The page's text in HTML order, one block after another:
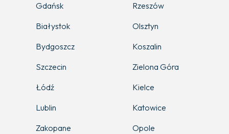
Gdańsk
Rzeszów
Białystok
Olsztyn
Bydgoszcz
Koszalin
Szczecin
Zielona Góra
Łódź
Kielce
Lublin
Katowice
Zakopane
Opole